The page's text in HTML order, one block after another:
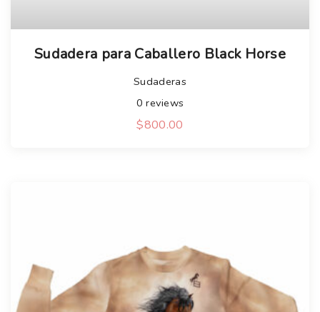
Sudadera para Caballero Black Horse
Sudaderas
0 reviews
$800.00